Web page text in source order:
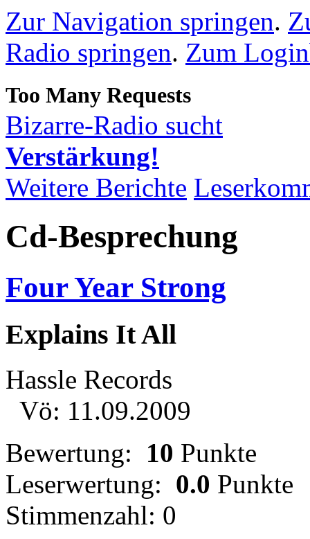
Zur Navigation springen.
Radio springen. Zum
Bizarre-Radio sucht
Verstärkung!
Weitere Berichte
Cd-Besprechung
Four Year Strong
Explains It All
Hassle Records
Vö: 11.09.2009
Bewertung: 10 Punkte
Leserwertung: 0.0 Punkte
Stimmenzahl: 0